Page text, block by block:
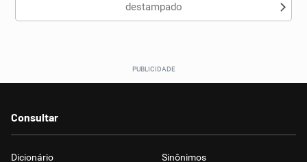
destampado
Consultar
Dicionário Sinônimos